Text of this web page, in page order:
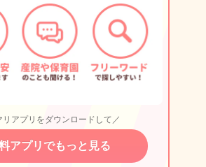
リアプリをダウンロードして／
アプリでもっと見る